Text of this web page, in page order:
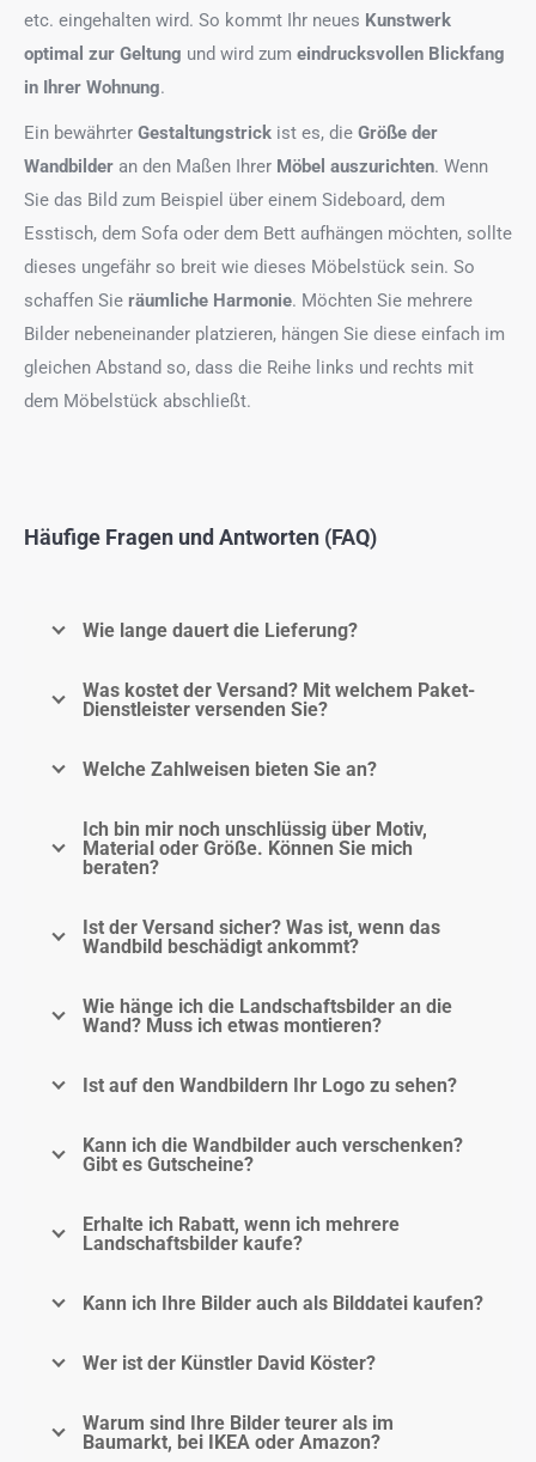
etc. eingehalten wird. So kommt Ihr neues Kunstwerk
optimal zur Geltung und wird zum eindrucksvollen Blickfang
in Ihrer Wohnung.
Ein bewährter Gestaltungstrick ist es, die Größe der
Wandbilder an den Maßen Ihrer Möbel auszurichten. Wenn
Sie das Bild zum Beispiel über einem Sideboard, dem
Esstisch, dem Sofa oder dem Bett aufhängen möchten, sollte
dieses ungefähr so breit wie dieses Möbelstück sein. So
schaffen Sie räumliche Harmonie. Möchten Sie mehrere
Bilder nebeneinander platzieren, hängen Sie diese einfach im
gleichen Abstand so, dass die Reihe links und rechts mit
dem Möbelstück abschließt.
Häufige Fragen und Antworten (FAQ)
Wie lange dauert die Lieferung?
Was kostet der Versand? Mit welchem Paket-
Dienstleister versenden Sie?
Welche Zahlweisen bieten Sie an?
Ich bin mir noch unschlüssig über Motiv,
Material oder Größe. Können Sie mich
beraten?
Ist der Versand sicher? Was ist, wenn das
Wandbild beschädigt ankommt?
Wie hänge ich die Landschaftsbilder an die
Wand? Muss ich etwas montieren?
Ist auf den Wandbildern Ihr Logo zu sehen?
Kann ich die Wandbilder auch verschenken?
Gibt es Gutscheine?
Erhalte ich Rabatt, wenn ich mehrere
Landschaftsbilder kaufe?
Kann ich Ihre Bilder auch als Bilddatei kaufen?
Wer ist der Künstler David Köster?
Warum sind Ihre Bilder teurer als im
Baumarkt, bei IKEA oder Amazon?